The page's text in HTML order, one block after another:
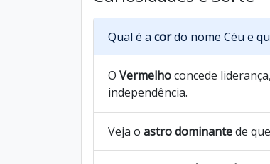
Qual é a cordo nome Céu e
O Vermelhoconcede
independência.
Veja o astro dominantede